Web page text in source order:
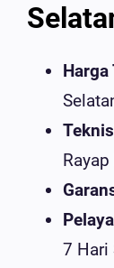
Harga
7 Hari